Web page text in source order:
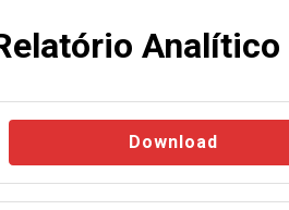
Download